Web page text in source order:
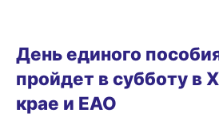
День единого
пройдет в субботу в
крае и ЕАО